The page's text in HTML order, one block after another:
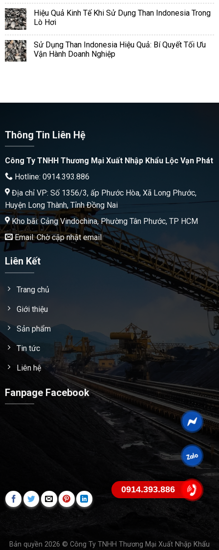
Hiệu Quả Kinh Tế Khi Sử Dụng Than Indonesia Trong
Lò Hơi
Sử Dụng Than Indonesia Hiệu Quả: Bí Quyết Tối Ưu
Vận Hành Doanh Nghiệp
Thông Tin Liên Hệ
Công Ty TNHH Thương Mại Xuất Nhập Khẩu Lộc Vạn Phát
Hotline: 0914.393.886
Địa chỉ VP: Số 1356/3, ấp Phước Hòa, Xã Long Phước,
Huyện Long Thành, Tỉnh Đồng Nai
Kho bãi: Cảng Vindochina, Phường Tân Phước, TP HCM
Email: Chờ cập nhật email
Liên Kết
Trang chủ
Giới thiệu
Sản phẩm
Tin tức
Liên hệ
Fanpage Facebook
Bản quyền 2026 © Công Ty TNHH Thương Mại Xuất Nhập Khẩu
0914.393.886